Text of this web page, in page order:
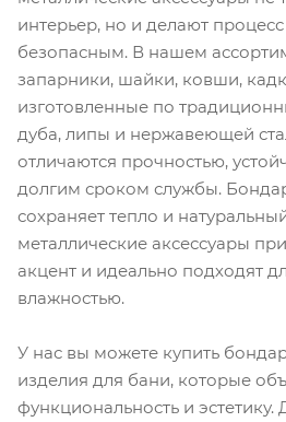
интерьер, но и делают
безопасным. В нашем
запарники, шайки, ковши,
изготовленные по
дуба, липы и нержавеющей
отличаются прочностью,
долгим сроком службы.
сохраняет тепло и
металлические аксессуары
акцент и идеально подходят
влажностью.
У нас вы можете купить
изделия для бани, которые
функциональность и